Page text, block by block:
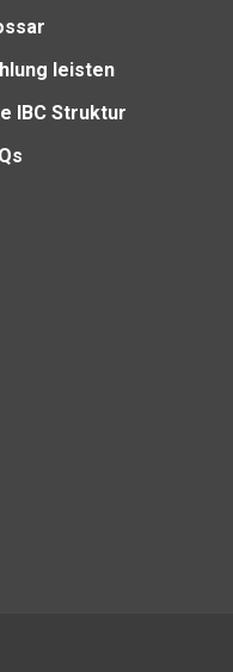
leisten
IBC Struktur